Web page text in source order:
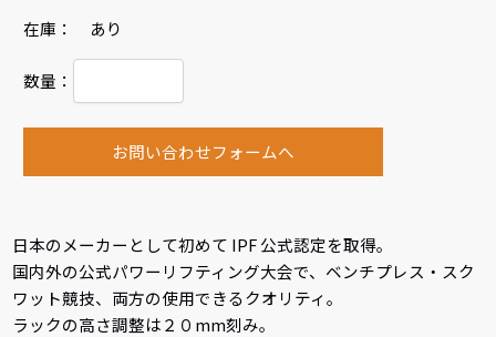
在庫： あり
数量：
お問い合わせフォームへ
日本のメーカーとして初めて IPF 公式認定を取得。
国内外の公式パワーリフティング大会で、ベンチプレス・スク
ワット競技、両方の使用できるクオリティ。
ラックの高さ調整は２０mm刻み。